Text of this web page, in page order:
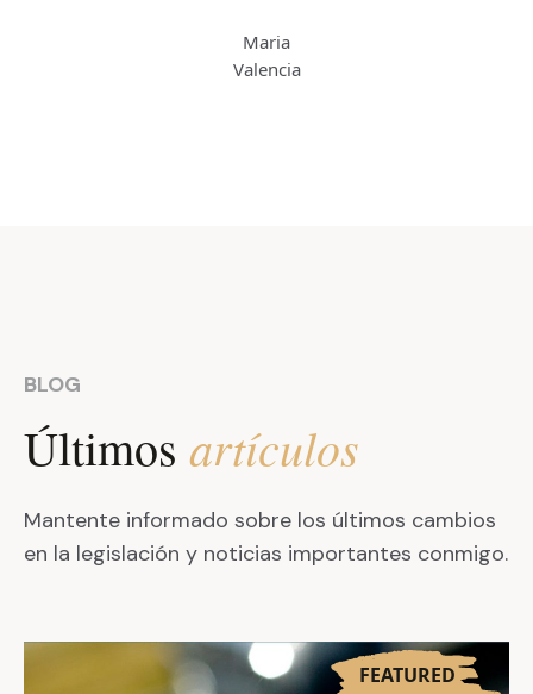
Maria
Valencia
BLOG
Últimos artículos
Mantente informado sobre los últimos cambios
en la legislación y noticias importantes conmigo.
FEATURED